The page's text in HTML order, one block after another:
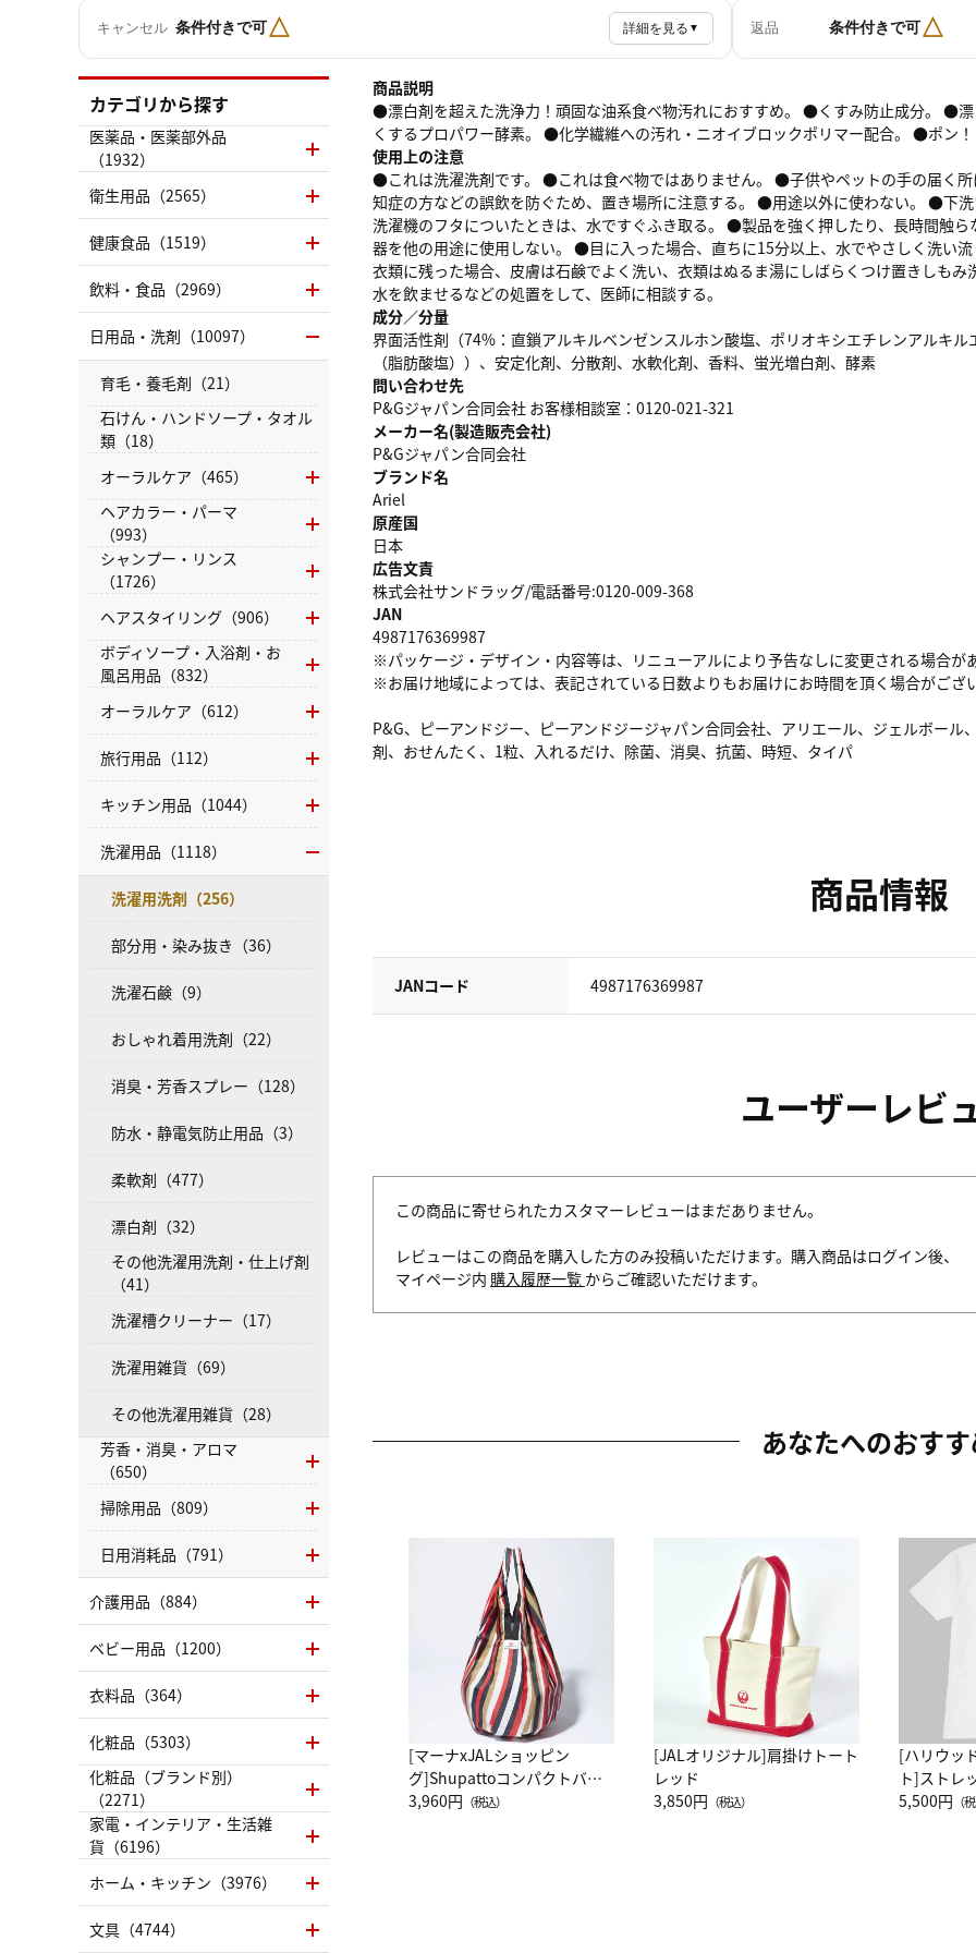
キャンセル 条件付きで可△ 詳細を見る ▼ 返品 条件付きで可△
商品説明
●漂白剤を超えた洗浄力！頑固な油系食べ物汚れにおすすめ。 ●くすみ防止成分。 ●
くするプロパワー酵素。 ●化学繊維への汚れ・ニオイブロックポリマー配合。 ●ポン
使用上の注意
●これは洗濯洗剤です。 ●これは食べ物ではありません。 ●子供やペットの手の届く
知症の方などの誤飲を防ぐため、置き場所に注意する。 ●用途以外に使わない。 ●下
洗濯機のフタについたときは、水ですぐふき取る。 ●製品を強く押したり、長時間触
器を他の用途に使用しない。 ●目に入った場合、直ちに15分以上、水でやさしく洗い
衣類に残った場合、皮膚は石鹸でよく洗い、衣類はぬるま湯にしばらくつけ置きしも
水を飲ませるなどの処置をして、医師に相談する。
成分／分量
界面活性剤（74%：直鎖アルキルベンゼンスルホン酸塩、ポリオキシエチレンアルキ
（脂肪酸塩））、安定化剤、分散剤、水軟化剤、香料、蛍光増白剤、酵素
問い合わせ先
P&Gジャパン合同会社 お客様相談室：0120-021-321
メーカー名(製造販売会社)
P&Gジャパン合同会社
ブランド名
Ariel
原産国
日本
広告文責
株式会社サンドラッグ/電話番号:0120-009-368
JAN
4987176369987
※パッケージ・デザイン・内容等は、リニューアルにより予告なしに変更される場合が
※お届け地域によっては、表記されている日数よりもお届けにお時間を頂く場合がござ
P&G、ピーアンドジー、ピーアンドジージャパン合同会社、アリエール、ジェルボー
剤、おせんたく、1粒、入れるだけ、除菌、消臭、抗菌、時短、タイパ
商品情報
JANコード 4987176369987
ユーザーレビ
この商品に寄せられたカスタマーレビューはまだありません。
レビューはこの商品を購入した方のみ投稿いただけます。購入商品はログイン後、
マイページ内 購入履歴一覧 からご確認いただけます。
あなたへのおす
[マーナxJALショッピン
グ]Shupattoコンパクトバッ
グ Drop JAL客室乗務員
3,960円 （税込）
[JALオリジナル]肩掛けトート
レッド
3,850円 （税込）
[ハリウッ
ト]ストレ
ーネック
5,500円 （
カテゴリから探す
医薬品・医薬部外品
（1932）
衛生用品（2565）
健康食品（1519）
飲料・食品（2969）
日用品・洗剤（10097）
育毛・養毛剤（21）
石けん・ハンドソープ・タオル
類（18）
オーラルケア（465）
ヘアカラー・パーマ
（993）
シャンプー・リンス
（1726）
ヘアスタイリング（906）
ボディソープ・入浴剤・お
風呂用品（832）
オーラルケア（612）
旅行用品（112）
キッチン用品（1044）
洗濯用品（1118）
洗濯用洗剤（256）
部分用・染み抜き（36）
洗濯石鹸（9）
おしゃれ着用洗剤（22）
消臭・芳香スプレー（128）
防水・静電気防止用品（3）
柔軟剤（477）
漂白剤（32）
その他洗濯用洗剤・仕上げ剤
（41）
洗濯槽クリーナー（17）
洗濯用雑貨（69）
その他洗濯用雑貨（28）
芳香・消臭・アロマ
（650）
掃除用品（809）
日用消耗品（791）
介護用品（884）
ベビー用品（1200）
衣料品（364）
化粧品（5303）
化粧品（ブランド別）
（2271）
家電・インテリア・生活雑
貨（6196）
ホーム・キッチン（3976）
文具（4744）